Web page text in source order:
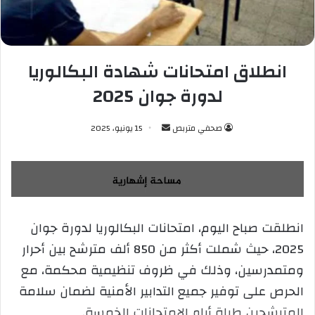
انطلاق امتحانات شهادة البكالوريا
لدورة جوان 2025
صحفي متربص
س
ل
ب
ي
د
إ
ل
15 يونيو، 2025
انطلقت صباح اليوم، امتحانات البكالوريا لدورة جوان
2025، حيث شملت أكثر من 850 ألف مترشح بين أحرار
ومتمدرسين، وذلك في ظروف تنظيمية محكمة، مع
الحرص على توفير جميع التدابير الأمنية لضمان سلامة